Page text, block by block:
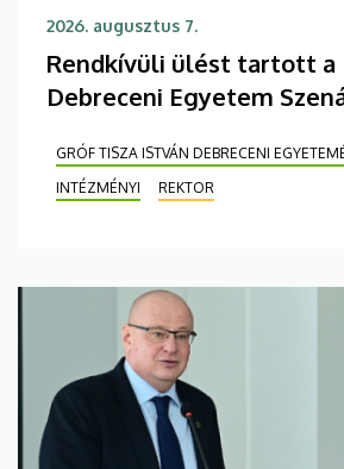
2026. augusztus 7.
Rendkívüli ülést tartott a
Debreceni Egyetem
GRÓF TISZA ISTVÁN DEBRECENI
INTÉZMÉNYI
REKTOR